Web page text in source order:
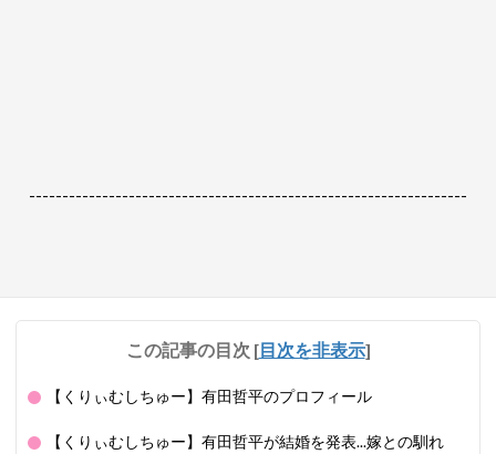
------------------------------------------------------------------
この記事の目次 [目次を非表示]
【くりぃむしちゅー】有田哲平のプロフィール
【くりぃむしちゅー】有田哲平が結婚を発表...嫁との馴れ